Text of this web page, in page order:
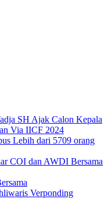
SH Ajak Calon Kepala
Via IICF 2024
Lebih dari 5709 orang
COI dan AWDI Bersama
Verponding